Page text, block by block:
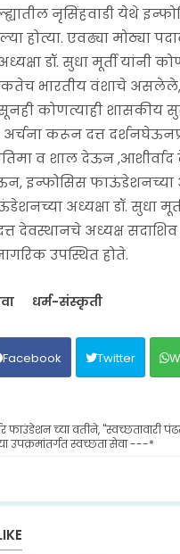
नृसिंहवाडी येथे
होत्या. एवढ्या मोठ्या
डॉ. सुधा मूर्ती यांनी
भारतीय वंशाचे असलेले,
कोणत्याही शासकीय
करून दत्त
व शाल देऊन
इन्फोसिस फाऊंडेशनच्या
अध्यक्षा डॉ. सुधा
देवस्थानचे अध्यक्ष
उपस्थित होते.
धर्म-संस्कृती
Facebook Twitter
फाउंडेशन च्या वतीने, "स्वच्छतावारी
या उपक्रमांतर्गत स्वच्छता सेवा ---*